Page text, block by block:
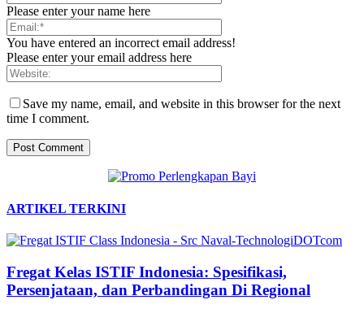
Please enter your name here
You have entered an incorrect email address!
Please enter your email address here
Save my name, email, and website in this browser for the next
time I comment.
ARTIKEL TERKINI
Fregat Kelas ISTIF Indonesia: Spesifikasi,
Persenjataan, dan Perbandingan Di Regional